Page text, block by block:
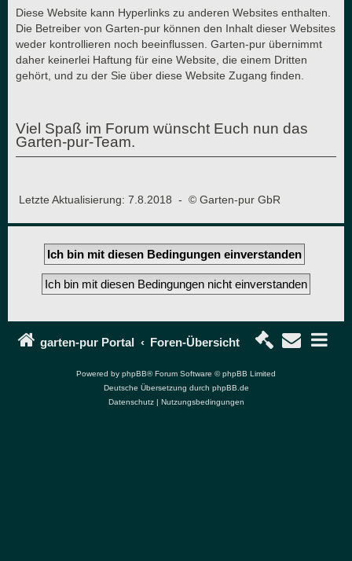
Diese Website kann Hyperlinks zu anderen Websites enthalten.
Die Betreiber von Garten-pur können den Inhalt dieser Websites
weder kontrollieren noch beeinflussen. Garten-pur übernimmt
daher keinerlei Haftung für eine Website, die einem Dritten
gehört, und zu der Sie über diese Website Zugang finden.
Viel Spaß im Forum wünscht Euch nun das
Garten-pur-Team.
Letzte Aktualisierung: 7.8.2018 - © Garten-pur GbR
garten-pur Portal Foren-Übersicht
Powered by phpBB® Forum Software © phpBB Limited
Deutsche Übersetzung durch phpBB.de
Datenschutz| Nutzungsbedingungen